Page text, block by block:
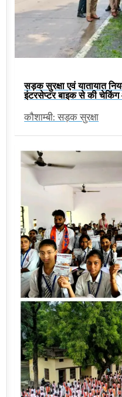
सड़क सुरक्षा एवं यातायात
इंटरसेप्टर बाइक से की चेकिंग
कौशाम्बी: सड़क सुरक्षा